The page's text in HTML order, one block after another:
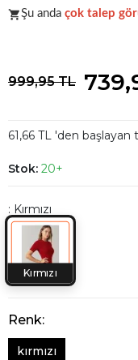
Şu anda çok talep
999,95 TL
61,66 TL 'den başlayan
Stok: 20+
: Kırmızı
Kırmızı
Renk:
kırmızı